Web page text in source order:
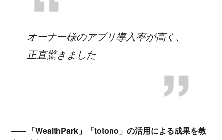
オーナー様のアプリ導入率が高く、
正直驚きました
「WealthPark」「totono」の活用による成果を教